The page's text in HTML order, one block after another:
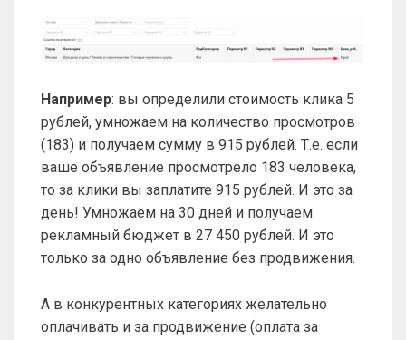
Например: вы определили стоимость клика 5
рублей, умножаем на количество просмотров
(183) и получаем сумму в 915 рублей. Т.е. если
ваше объявление просмотрело 183 человека,
то за клики вы заплатите 915 рублей. И это за
день! Умножаем на 30 дней и получаем
рекламный бюджет в 27 450 рублей. И это
только за одно объявление без продвижения.
А в конкурентных категориях желательно
оплачивать и за продвижение (оплата за